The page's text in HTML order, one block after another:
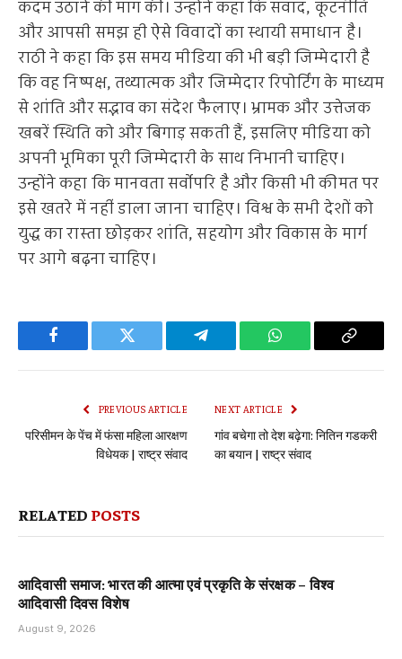
कदम उठाने की मांग की। उन्होंने कहा कि संवाद, कूटनीति
और आपसी समझ ही ऐसे विवादों का स्थायी समाधान है।
राठी ने कहा कि इस समय मीडिया की भी बड़ी जिम्मेदारी है
कि वह निष्पक्ष, तथ्यात्मक और जिम्मेदार रिपोर्टिंग के माध्यम
से शांति और सद्भाव का संदेश फैलाए। भ्रामक और उत्तेजक
खबरें स्थिति को और बिगाड़ सकती हैं, इसलिए मीडिया को
अपनी भूमिका पूरी जिम्मेदारी के साथ निभानी चाहिए।
उन्होंने कहा कि मानवता सर्वोपरि है और किसी भी कीमत पर
इसे खतरे में नहीं डाला जाना चाहिए। विश्व के सभी देशों को
युद्ध का रास्ता छोड़कर शांति, सहयोग और विकास के मार्ग
पर आगे बढ़ना चाहिए।
Facebook Twitter Telegram WhatsApp Copy
PREVIOUS ARTICLE
परिसीमन के पेंच में फंसा महिला आरक्षण
विधेयक | राष्ट्र संवाद
NEXT ARTICLE
गांव बचेगा तो देश बढ़ेगा: नितिन गडकरी
का बयान | राष्ट्र संवाद
RELATED POSTS
आदिवासी समाज: भारत की आत्मा एवं प्रकृति के संरक्षक – विश्व
आदिवासी दिवस विशेष
August 9, 2026